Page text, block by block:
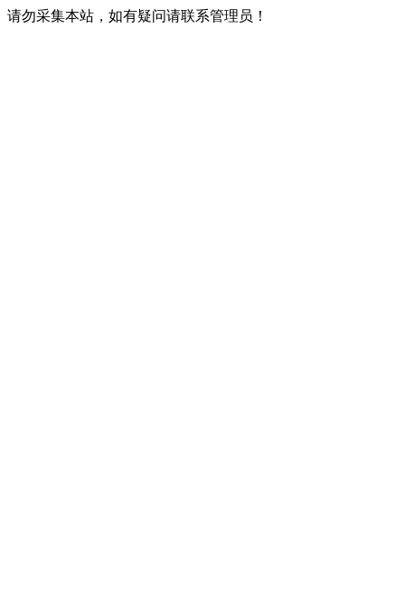
请勿采集本站，如有疑问请联系管理员！